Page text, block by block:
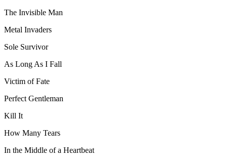
The Invisible Man
Metal Invaders
Sole Survivor
As Long As I Fall
Victim of Fate
Perfect Gentleman
Kill It
How Many Tears
In the Middle of a Heartbeat